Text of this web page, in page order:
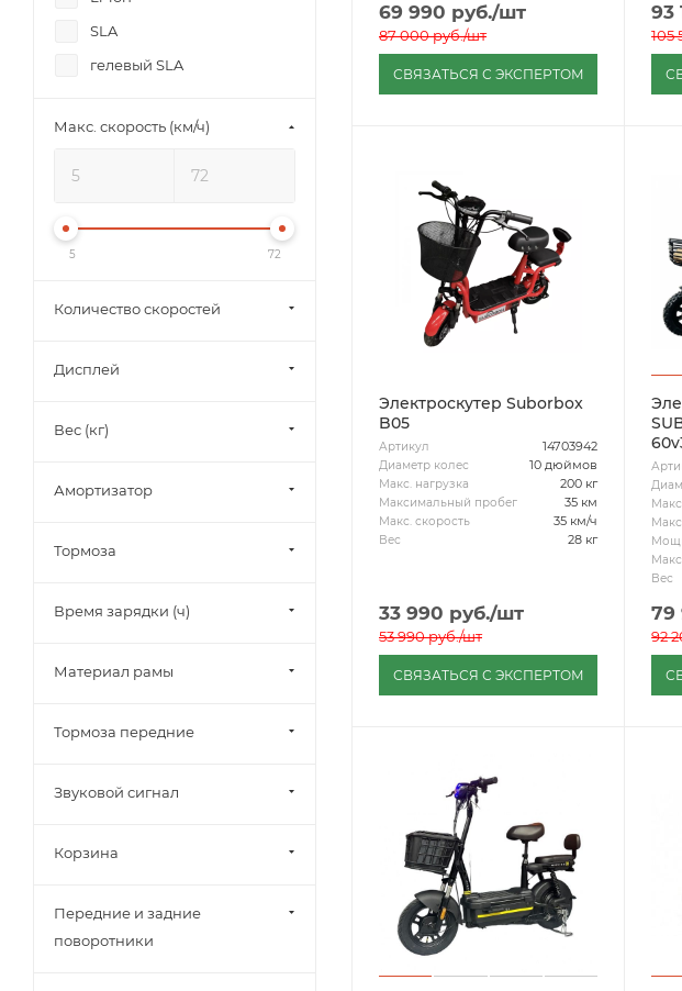
69 990 руб./шт
87 000руб./шт
СВЯЗАТЬСЯ С ЭКСПЕРТОМ
93
105
Электроскутер Suborbox
B05
Артикул 14703942
Диаметр колес 10 дюймов
Макс. нагрузка 200 кг
Максимальный пробег 35 км
Макс. скорость 35 км/ч
Вес 28 кг
33 990 руб./шт
53 990руб./шт
СВЯЗАТЬСЯ С ЭКСПЕРТОМ
Вес
79
92
SLA
гелевый SLA
Макс. скорость (км/ч)
5 72
Количество скоростей
Дисплей
Вес (кг)
Амортизатор
Тормоза
Время зарядки (ч)
Материал рамы
Тормоза передние
Звуковой сигнал
Корзина
Передние и задние
поворотники